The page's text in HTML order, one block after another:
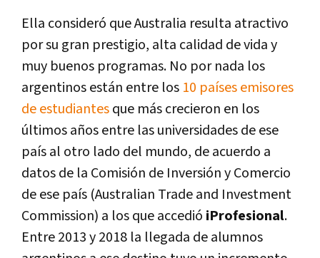
Ella consideró que Australia resulta atractivo
por su gran prestigio, alta calidad de vida y
muy buenos programas. No por nada los
argentinos están entre los 10 países emisores
de estudiantesque más crecieron en los
últimos años entre las universidades de ese
país al otro lado del mundo, de acuerdo a
datos de la Comisión de Inversión y Comercio
de ese país (Australian Trade and Investment
Commission) a los que accedió iProfesional.
Entre 2013 y 2018 la llegada de alumnos